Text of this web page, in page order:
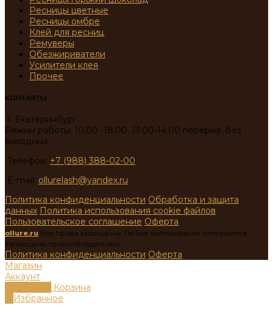
Ресницы цветные
Ресницы омбре
Клей для ресниц
Ремуверы
Обезжириватели
Усилители клея
Прочее
КОНТАКТЫ
г. Екатеринбург
Режим работы: 10:00 -18:00, 13:00-14:00 перерыв, без
выходных
Телефон: +7 (988) 388-02-00
E-mail: ollurelash@yandex.ru
Политика конфиденциальности Обработка и защита
данных Политика использования cookie файлов
Пользовательское соглашение Оферта
ollure.ru Все права защищены. Любое копирование материалов
запрещено правообладателем.
Политика конфиденциальности Оферта
Магазин
Аккаунт
Корзина
Избранное